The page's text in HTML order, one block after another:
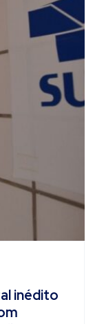
inédito